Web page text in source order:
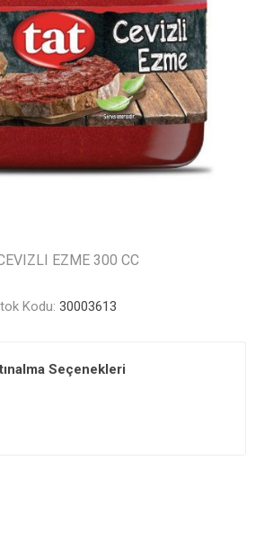
EZME 300 CC
Kodu: 30003613
Seçenekleri